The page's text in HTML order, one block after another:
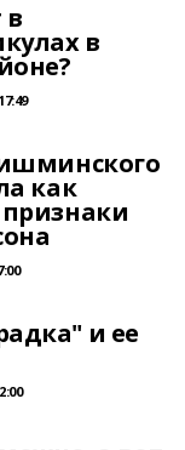
в
в
как
и ее